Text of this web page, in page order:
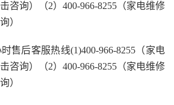
咨询）（2）400-966-8255（家电维修
）
售后客服热线(1)400-966-8255（家电
咨询）（2）400-966-8255（家电维修
）